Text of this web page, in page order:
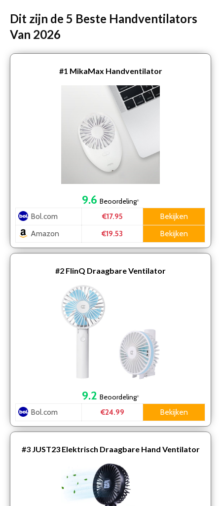
Dit zijn de 5 Beste Handventilators
Van 2026
#1 MikaMax Handventilator
9.6 Beoordeling*
Bol.com €17.95
Bekijken
Amazon
€19.53 Bekijken
#2 FlinQ Draagbare Ventilator
9.2 Beoordeling*
Bol.com €24.99 Bekijken
#3 JUST23 Elektrisch Draagbare Hand Ventilator